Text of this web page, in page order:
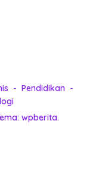
Pendidikan
wpberita.